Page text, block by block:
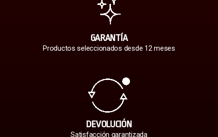
GARANTÍA
Productos seleccionados desde 12 meses
DEVOLUCIÓN
Satisfacción garantizada